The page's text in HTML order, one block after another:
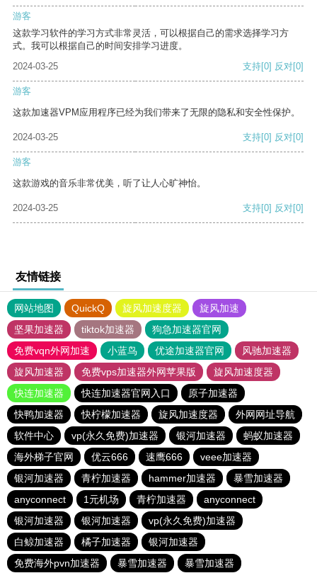
游客
这款学习软件的学习方式非常灵活，可以根据自己的需求选择学习方
式。我可以根据自己的时间安排学习进度。
2024-03-25
支持[0] 反对[0]
游客
这款加速器VPM应用程序已经为我们带来了无限的隐私和安全性保护。
2024-03-25 支持[0] 反对[0]
游客
这款游戏的音乐非常优美，听了让人心旷神怡。
2024-03-25 支持[0] 反对[0]
友情链接
网站地图 QuickQ 旋风加速度器
旋风加速
坚果加速器
tiktok加速器
狗急加速器官网
免费vqn外网加速
小蓝鸟 优途加速器官网
风驰加速器
旋风加速器
免费vps加速器外网苹果版
旋风加速度器
快连加速器
快连加速器官网入口
原子加速器
快鸭加速器
快柠檬加速器 旋风加速度器
外网网址导航
软件中心
vp(永久免费)加速器 银河加速器
蚂蚁加速器
海外梯子官网
优云666 速鹰666
veee加速器
银河加速器
青柠加速器 hammer加速器
暴雪加速器
anyconnect
1元机场 青柠加速器
anyconnect
银河加速器
银河加速器
vp(永久免费)加速器
白鲸加速器
橘子加速器
银河加速器
免费海外pvn加速器
暴雪加速器 暴雪加速器